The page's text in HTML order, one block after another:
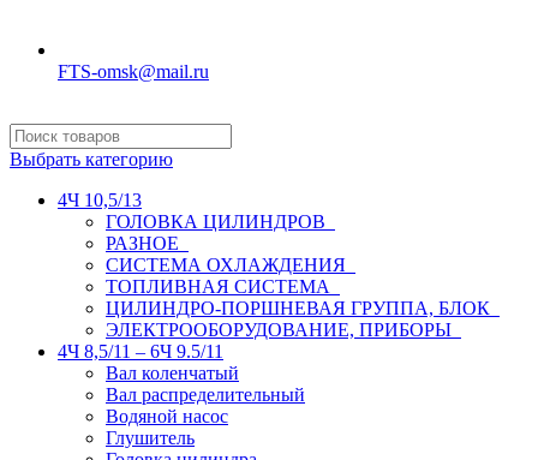
FTS-omsk@mail.ru
Выбрать категорию
4Ч 10,5/13
ГОЛОВКА ЦИЛИНДРОВ
РАЗНОЕ
СИСТЕМА ОХЛАЖДЕНИЯ
ТОПЛИВНАЯ СИСТЕМА
ЦИЛИНДРО-ПОРШНЕВАЯ ГРУППА, БЛОК
ЭЛЕКТРООБОРУДОВАНИЕ, ПРИБОРЫ
4Ч 8,5/11 – 6Ч 9.5/11
Вал коленчатый
Вал распределительный
Водяной насос
Глушитель